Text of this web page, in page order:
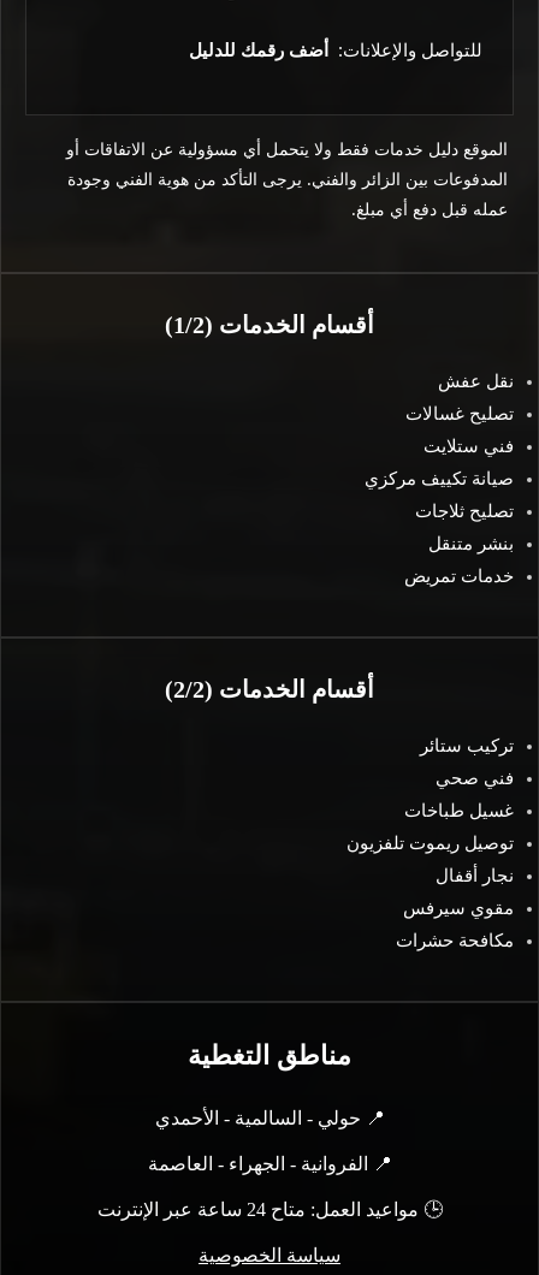
للتواصل والإعلانات: أضف رقمك للدليل
الموقع دليل خدمات فقط ولا يتحمل أي مسؤولية عن الاتفاقات أو
المدفوعات بين الزائر والفني. يرجى التأكد من هوية الفني وجودة
عمله قبل دفع أي مبلغ.
أقسام الخدمات (1/2)
نقل عفش
تصليح غسالات
فني ستلايت
صيانة تكييف مركزي
تصليح ثلاجات
بنشر متنقل
خدمات تمريض
أقسام الخدمات (2/2)
تركيب ستائر
فني صحي
غسيل طباخات
توصيل ريموت تلفزيون
نجار أقفال
مقوي سيرفس
مكافحة حشرات
مناطق التغطية
📍 حولي - السالمية - الأحمدي
📍 الفروانية - الجهراء - العاصمة
🕒 مواعيد العمل: متاح 24 ساعة عبر الإنترنت
سياسة الخصوصية